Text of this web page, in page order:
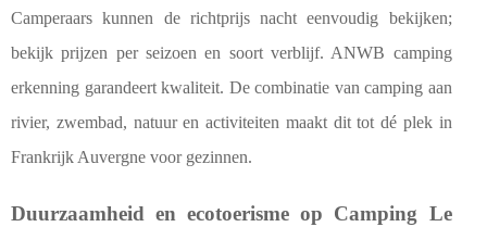
Camperaars kunnen de richtprijs nacht eenvoudig bekijken;
bekijk prijzen per seizoen en soort verblijf. ANWB camping
erkenning garandeert kwaliteit. De combinatie van camping aan
rivier, zwembad, natuur en activiteiten maakt dit tot dé plek in
Frankrijk Auvergne voor gezinnen.
Duurzaamheid en ecotoerisme op Camping Le